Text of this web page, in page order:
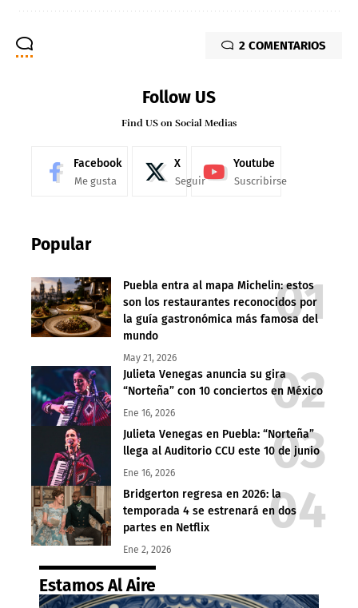
2 COMENTARIOS
Follow US
Find US on Social Medias
Facebook
Me gusta
X
Seguir
Youtube
Suscribirse
Popular
Puebla entra al mapa Michelin: estos
son los restaurantes reconocidos por
la guía gastronómica más famosa del
mundo
May 21, 2026
Julieta Venegas anuncia su gira
“Norteña” con 10 conciertos en México
Ene 16, 2026
Julieta Venegas en Puebla: “Norteña”
llega al Auditorio CCU este 10 de junio
Ene 16, 2026
Bridgerton regresa en 2026: la
temporada 4 se estrenará en dos
partes en Netflix
Ene 2, 2026
Estamos Al Aire